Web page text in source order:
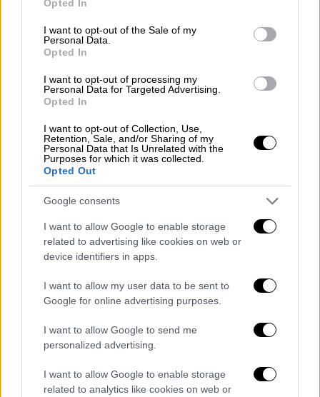
use your data for below specified purposes in below Google
consent section.
Opted In
I want to opt-out of the Sale of my
Personal Data.
Opted In
I want to opt-out of processing my
Personal Data for Targeted Advertising.
Opted In
I want to opt-out of Collection, Use,
Retention, Sale, and/or Sharing of my
Personal Data that Is Unrelated with the
Purposes for which it was collected.
Opted Out
Google consents
I want to allow Google to enable storage
related to advertising like cookies on web or
device identifiers in apps.
I want to allow my user data to be sent to
Google for online advertising purposes.
I want to allow Google to send me
personalized advertising.
I want to allow Google to enable storage
related to analytics like cookies on web or
Στη θάλασσα όμως έχει φτάσει ο χιονιάς και
στην Ανατολική Φθιώτιδα ως συνέχεια του
χαμηλού που έπληξε με σφοδρότητα την
περιφερειακή ενότητα Μαγνησίας.
Οι φωτογραφίες είναι από το χωριό Ράχες
όπου το στρωσε επίσης: